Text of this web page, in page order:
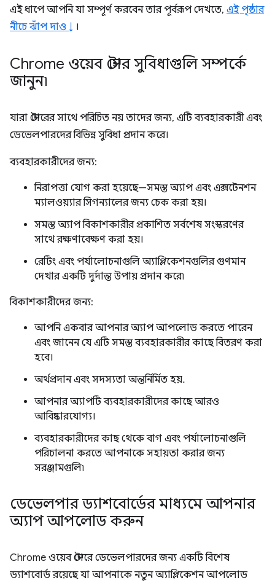
এই ধাপে আপনি যা সম্পূর্ণ করবেন তার পূর্বরূপ দেখতে, এই পৃষ্ঠার
নীচে ঝাঁপ দাও ↓ ।
Chrome ওয়েব স্টোর সুবিধাগুলি সম্পর্কে
জানুন৷
যারা স্টোরের সাথে পরিচিত নয় তাদের জন্য, এটি ব্যবহারকারী এবং
ডেভেলপারদের বিভিন্ন সুবিধা প্রদান করে।
ব্যবহারকারীদের জন্য:
নিরাপত্তা যোগ করা হয়েছে—সমস্ত অ্যাপ এবং এক্সটেনশন
ম্যালওয়্যার সিগন্যালের জন্য চেক করা হয়।
সমস্ত অ্যাপ বিকাশকারীর প্রকাশিত সর্বশেষ সংস্করণের
সাথে রক্ষণাবেক্ষণ করা হয়।
রেটিং এবং পর্যালোচনাগুলি অ্যাপ্লিকেশনগুলির গুণমান
দেখার একটি দুর্দান্ত উপায় প্রদান করে৷
বিকাশকারীদের জন্য:
আপনি একবার আপনার অ্যাপ আপলোড করতে পারেন
এবং জানেন যে এটি সমস্ত ব্যবহারকারীর কাছে বিতরণ করা
হবে।
অর্থপ্রদান এবং সদস্যতা অন্তর্নির্মিত হয়.
আপনার অ্যাপটি ব্যবহারকারীদের কাছে আরও
আবিষ্কারযোগ্য।
ব্যবহারকারীদের কাছ থেকে বাগ এবং পর্যালোচনাগুলি
পরিচালনা করতে আপনাকে সহায়তা করার জন্য
সরঞ্জামগুলি৷
ডেভেলপার ড্যাশবোর্ডের মাধ্যমে আপনার
অ্যাপ আপলোড করুন
Chrome ওয়েব স্টোরে ডেভেলপারদের জন্য একটি বিশেষ
ড্যাশবোর্ড রয়েছে যা আপনাকে নতুন অ্যাপ্লিকেশন আপলোড